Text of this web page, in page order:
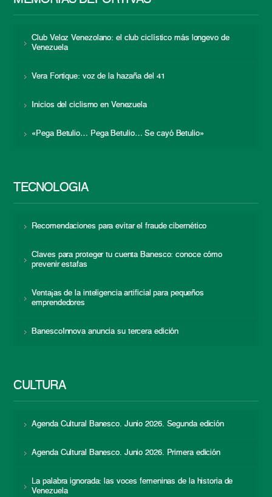
Club Veloz Venezolano: el club ciclístico más longevo de
Venezuela
Vera Fortique: voz de la hazaña del 41
Inicios del ciclismo en Venezuela
«Pega Betulio… Pega Betulio… Se cayó Betulio»
TECNOLOGÍA
Recomendaciones para evitar el fraude cibernético
Claves para proteger tu cuenta Banesco: conoce cómo
prevenir estafas
Ventajas de la inteligencia artificial para pequeños
emprendedores
BanescoInnova anuncia su tercera edición
CULTURA
Agenda Cultural Banesco. Junio 2026. Segunda edición
Agenda Cultural Banesco. Junio 2026. Primera edición
La palabra ignorada: las voces femeninas de la historia de
Venezuela